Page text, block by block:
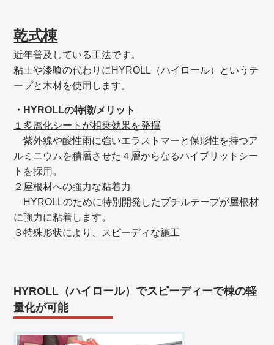
乾式棟
近年普及している工法です。
粘土や漆喰の代わりにHYROLL（ハイロール）というテ
ープと木材を使用します。
・HYROLLの特徴/メリット
１多層化シートが相乗効果を発揮
紫外線や酸性雨に強いエラストマーと保形性を持つア
ルミニウムを積層させた４層からなるハイブリットシー
トを採用。
２屋根材への強力な粘着力
HYROLLのために特別開発したブチルテープが屋根材
に強力に粘着します。
３特殊形状により、スピーディな施工
HYROLL（ハイロール）でスピーディーで棟の軽
量化が可能